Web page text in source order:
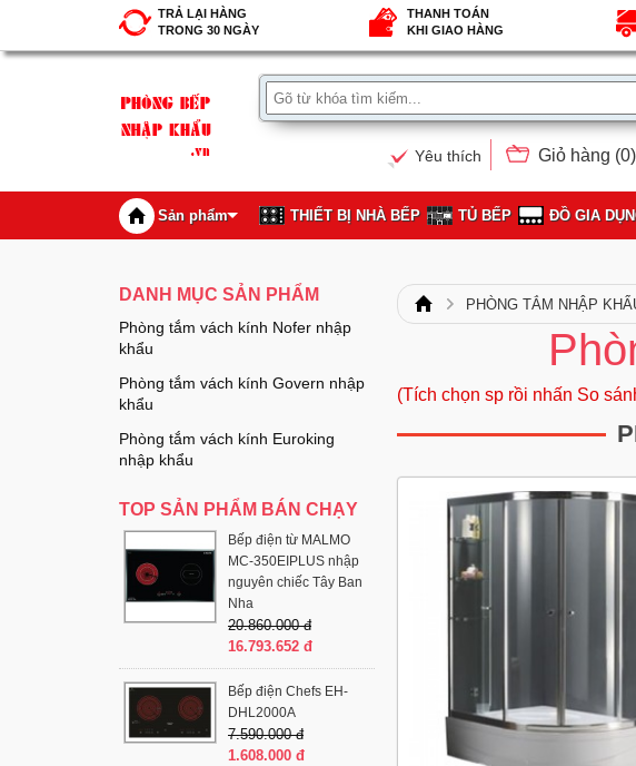
TRẢ LẠI HÀNG
TRONG 30 NGÀY
THANH TOÁN
KHI GIAO HÀNG
Giỏ hàng (0)
Yêu thích
Sản phẩm THIẾT BỊ NHÀ BẾP TỦ BẾP ĐỒ GIA
PHÒNG TẮM NHẬP
(Tích chọn sp rồi nhấn So
DANH MỤC SẢN PHẨM
Phòng tắm vách kính Nofer nhập
khẩu
Phòng tắm vách kính Govern nhập
khẩu
Phòng tắm vách kính Euroking
nhập khẩu
TOP SẢN PHẨM BÁN CHẠY
Bếp điện từ MALMO
MC-350EIPLUS nhập
nguyên chiếc Tây Ban
Nha
20.860.000 đ
16.793.652 đ
Bếp điện Chefs EH-
DHL2000A
7.590.000 đ
1.608.000 đ